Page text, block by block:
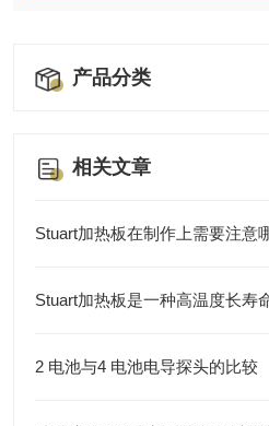
产品分类
相关文章
Stuart加热板在制作上需要注意
Stuart加热板是一种高温度长寿
2 电池与4 电池电导探头的比较